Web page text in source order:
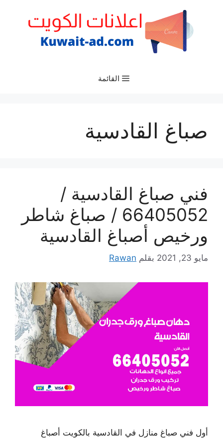
القائمة
صباغ القادسية
فني صباغ القادسية /
66405052 / صباغ شاطر
ورخيص أصباغ القادسية
مايو 23, 2021 بقلم Rawan
أول فني صباغ منازل في القادسية بالكويت أصباغ